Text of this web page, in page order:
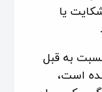
یا
به قبل
است،